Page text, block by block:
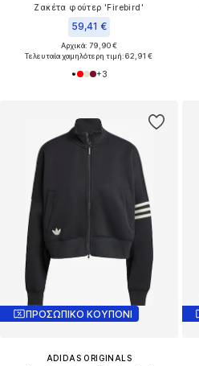
Ζακέτα φούτερ 'Firebird'
59,41 €
Αρχικά: 79,90 €
Τελευταία χαμηλότερη τιμή:62,91 €
+3
ΠΡΟΣΩΠΙΚΟ ΚΟΥΠΟΝΙ
ADIDAS ORIGINALS